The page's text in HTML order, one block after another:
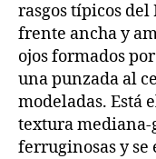
rasgos típicos
frente ancha y
ojos formados
una punzada al
modeladas. Está
textura mediana-
ferruginosas y se